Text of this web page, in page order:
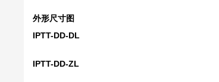
外形尺寸图
IPTT-DD-DL
IPTT-DD-ZL